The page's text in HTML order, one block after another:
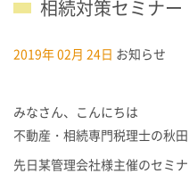
相続対策セミナー
2019年 02月 24日 お知らせ
みなさん、こんにちは
不動産・相続専門税理士の秋
先日某管理会社様主催のセミ